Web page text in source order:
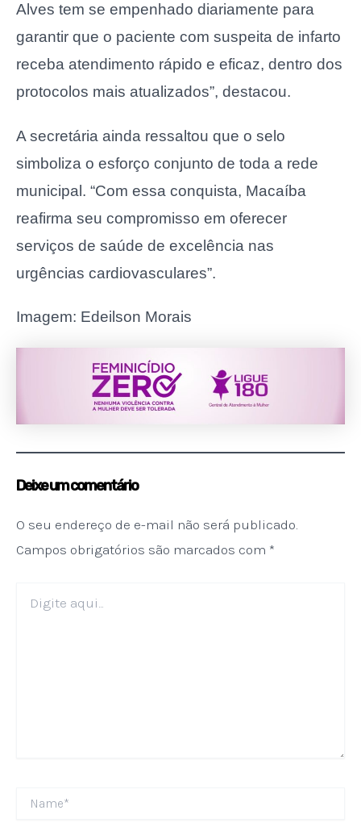
Alves tem se empenhado diariamente para
garantir que o paciente com suspeita de infarto
receba atendimento rápido e eficaz, dentro dos
protocolos mais atualizados”, destacou.
A secretária ainda ressaltou que o selo
simboliza o esforço conjunto de toda a rede
municipal. “Com essa conquista, Macaíba
reafirma seu compromisso em oferecer
serviços de saúde de excelência nas
urgências cardiovasculares”.
Imagem: Edeilson Morais
Deixe um comentário
O seu endereço de e-mail não será publicado.
Campos obrigatórios são marcados com *
aqui...